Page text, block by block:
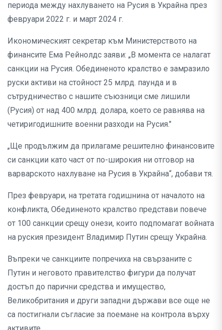
периода между нахлуването на Русия в Украйна през
февруари 2022 г. и март 2024 г.
Икономическият секретар към Министерството на
финансите Ема Рейнолдс заяви: „В момента се налагат
санкции на Русия. Обединеното кралство е замразило
руски активи на стойност 25 млрд. паунда и в
сътрудничество с нашите съюзници сме лишили
(Русия) от над 400 млрд. долара, което се равнява на
четиригодишните военни разходи на Русия."
„Ще продължим да прилагаме решително финансовите
си санкции като част от по-широкия ни отговор на
варварското нахлуване на Русия в Украйна“, добави тя.
През февруари, на третата годишнина от началото на
конфликта, Обединеното кралство представи повече
от 100 санкции срещу онези, които подпомагат войната
на руския президент Владимир Путин срещу Украйна.
Въпреки че санкциите попречиха на свързаните с
Путин и неговото правителство фигури да получат
достъп до парични средства и имущество,
Великобритания и други западни държави все още не
са постигнали съгласие за поемане на контрола върху